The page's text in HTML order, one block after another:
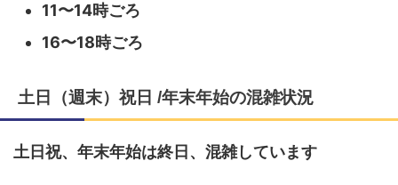
11〜14時ごろ
16〜18時ごろ
土日（週末）祝日 /年末年始の混雑状況
土日祝、年末年始は終日、混雑しています